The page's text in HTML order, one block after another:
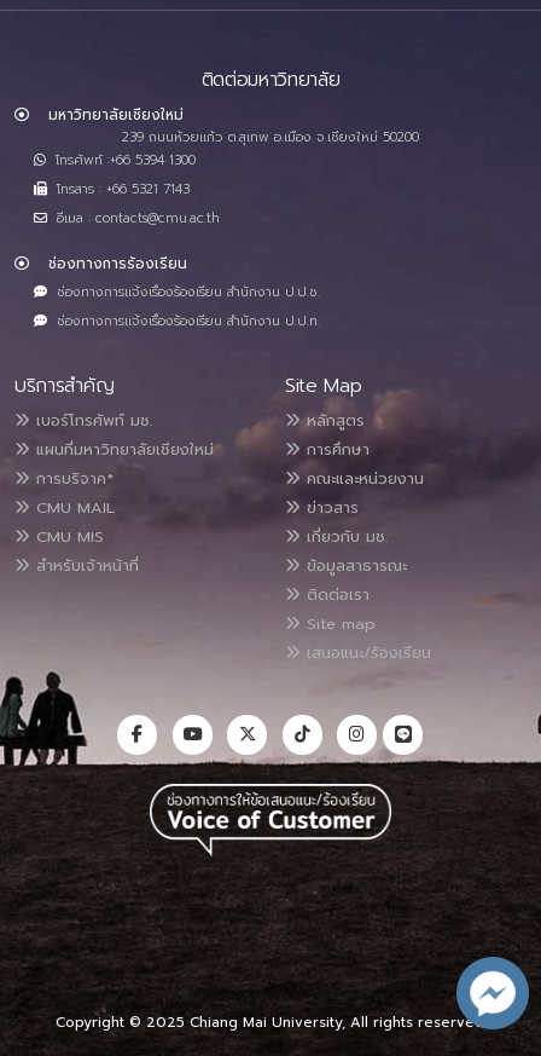
ติดต่อมหาวิทยาลัย
มหาวิทยาลัยเชียงใหม่
239 ถนนห้วยแก้ว ต.สุเทพ อ.เมือง จ.เชียงใหม่ 50200
โทรศัพท์ :+66 5394 1300
โทรสาร : +66 5321 7143
อีเมล : contacts@cmu.ac.th
ช่องทางการร้องเรียน
ช่องทางการแจ้งเรื่องร้องเรียน สำนักงาน ป.ป.ช.
ช่องทางการแจ้งเรื่องร้องเรียน สำนักงาน ป.ป.ท.
บริการสำคัญ
เบอร์โทรศัพท์ มช.
แผนที่มหาวิทยาลัยเชียงใหม่
การบริจาค*
CMU MAIL
CMU MIS
สำหรับเจ้าหน้าที่
Site Map
หลักสูตร
การศึกษา
คณะและหน่วยงาน
ข่าวสาร
เกี่ยวกับ มช.
ข้อมูลสาธารณะ
ติดต่อเรา
Site map
เสนอแนะ/ร้องเรียน
Copyright © 2025 Chiang Mai University, All rights reserved.